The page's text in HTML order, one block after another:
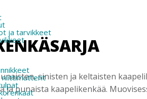
ja tarvikkeet
niittimutteritsinisten ja keltaisten
punaista kaapelikenkää.